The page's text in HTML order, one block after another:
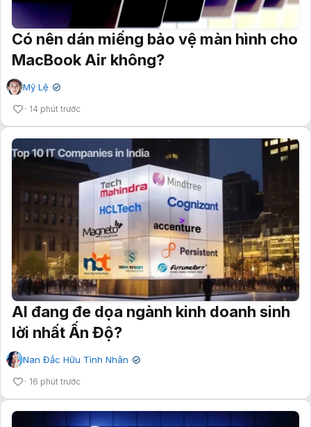
Có nên dán miếng bảo vệ màn hình cho
MacBook Air không?
Mỹ Lệ ✔
14 phút trước
AI đang đe dọa ngành kinh doanh sinh
lời nhất Ấn Độ?
Nan Đắc Hữu Tình Nhân ✔
16 phút trước